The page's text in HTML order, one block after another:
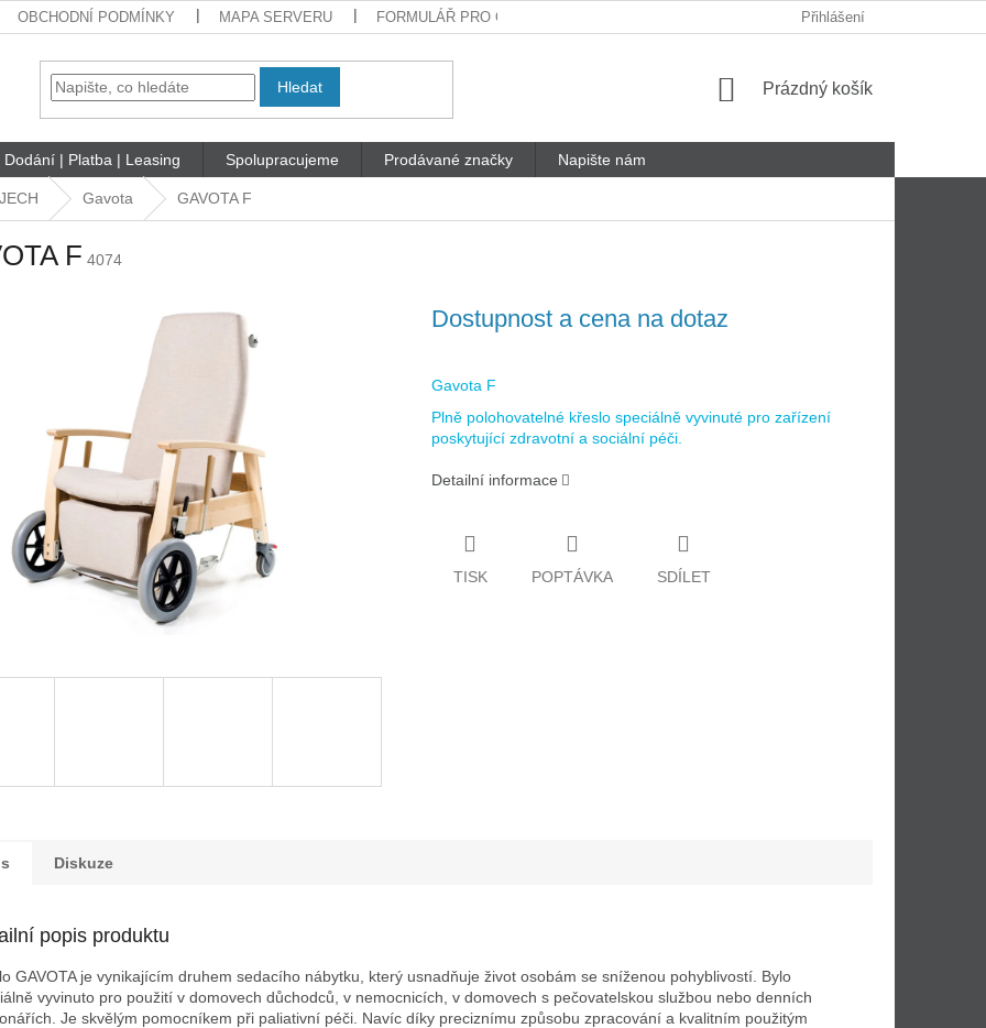
OBCHODNÍ PODMÍNKY MAPA SERVERU FORMULÁŘ PRO ODSTOUPENÍ OD SMLOUVY REKLAMAČNÍ LIST
Přihlášení
Hledat
Nákupní
Prázdný košík
Dodání | Platba | Leasing Spolupracujeme Prodávané značky Napište nám
JECH Gavota GAVOTA F
F 4074
Dostupnost a cena na dotaz
Gavota F
Plně polohovatelné křeslo speciálně vyvinuté pro zařízení
poskytující zdravotní a sociální péči.
Detailní informace
TISK POPTÁVKA SDÍLET
Diskuze
popis produktu
GAVOTA je vynikajícím druhem sedacího nábytku, který usnadňuje život osobám se sníženou pohyblivostí. Bylo
vyvinuto pro použití v domovech důchodců, v nemocnicích, v domovech s pečovatelskou službou nebo denních
Je skvělým pomocníkem při paliativní péči. Navíc díky preciznímu způsobu zpracování a kvalitním použitým